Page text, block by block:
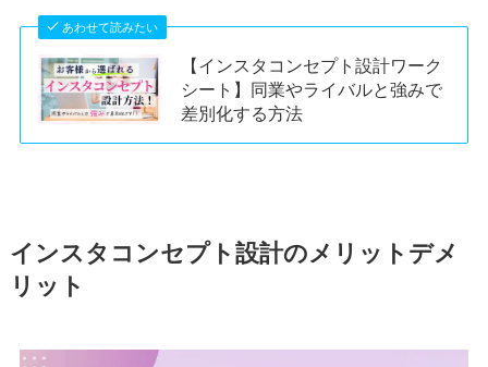
あわせて読みたい
【インスタコンセプト設計ワーク
シート】同業やライバルと強みで
差別化する方法
インスタ コンセプト設計のメリットデメ
リット